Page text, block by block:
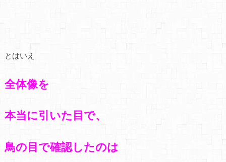
とはいえ
全体像を
本当に引いた目で、
鳥の目で確認したのは